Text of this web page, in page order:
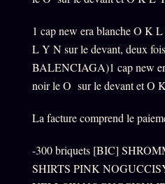
1 cap new era blanche O K
L Y N sur le devant, deux
BALENCIAGA)1 cap new
noir le O sur le devant et O
La facture comprend le
-300 briquets [BIC]
SHIRTS PINK